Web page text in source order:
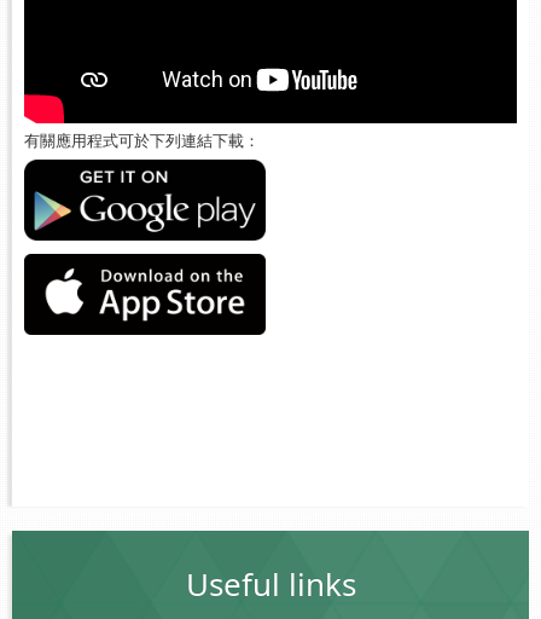
有關應用程式可於下列連結下載：
Useful links